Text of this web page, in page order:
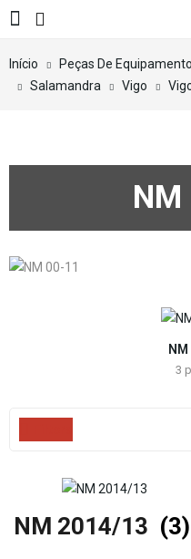
Início Peças De
Salamandra
Vigo Vigo
NM
3
NM 2014/13 (3)